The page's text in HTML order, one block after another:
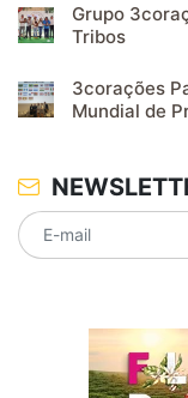
Grupo
Tribos
3corações
Mundial de